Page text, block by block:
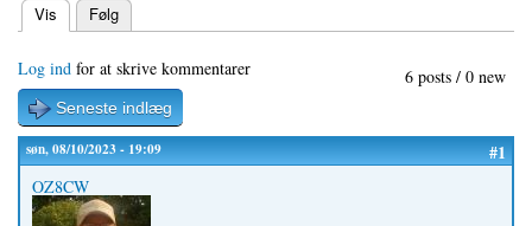
Primære faneblade
Vis
(aktiv fane) Følg
6 posts / 0 new
Log ind for at skrive kommentarer
Seneste indlæg
søn, 08/10/2023 - 19:09 #1
OZ8CW